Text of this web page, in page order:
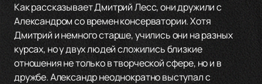
Как рассказывает Дмитрий Лесс, они дружили с
Александром со времен консерватории. Хотя
Дмитрий и немного старше, учились они на разных
курсах, но у двух людей сложились близкие
отношения не только в творческой сфере, но и в
дружбе. Александр неоднократно выступал с